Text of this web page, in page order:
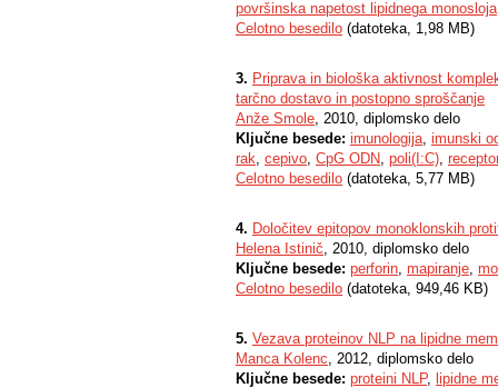
površinska napetost lipidnega monosloja
Celotno besedilo (datoteka, 1,98 MB)
3. Priprava in biološka aktivnost
tarčno dostavo in postopno sproščanje
Anže Smole, 2010, diplomsko delo
Ključne besede: imunologija, imunski
rak, cepivo, CpG ODN, poli(I:C),
Celotno besedilo (datoteka, 5,77 MB)
4. Določitev epitopov monoklonskih
Helena Istinič, 2010, diplomsko delo
Ključne besede: perforin, mapiranje,
Celotno besedilo (datoteka, 949,46 KB)
5. Vezava proteinov NLP na lipidne
Manca Kolenc, 2012, diplomsko delo
Ključne besede: proteini NLP, lipidne